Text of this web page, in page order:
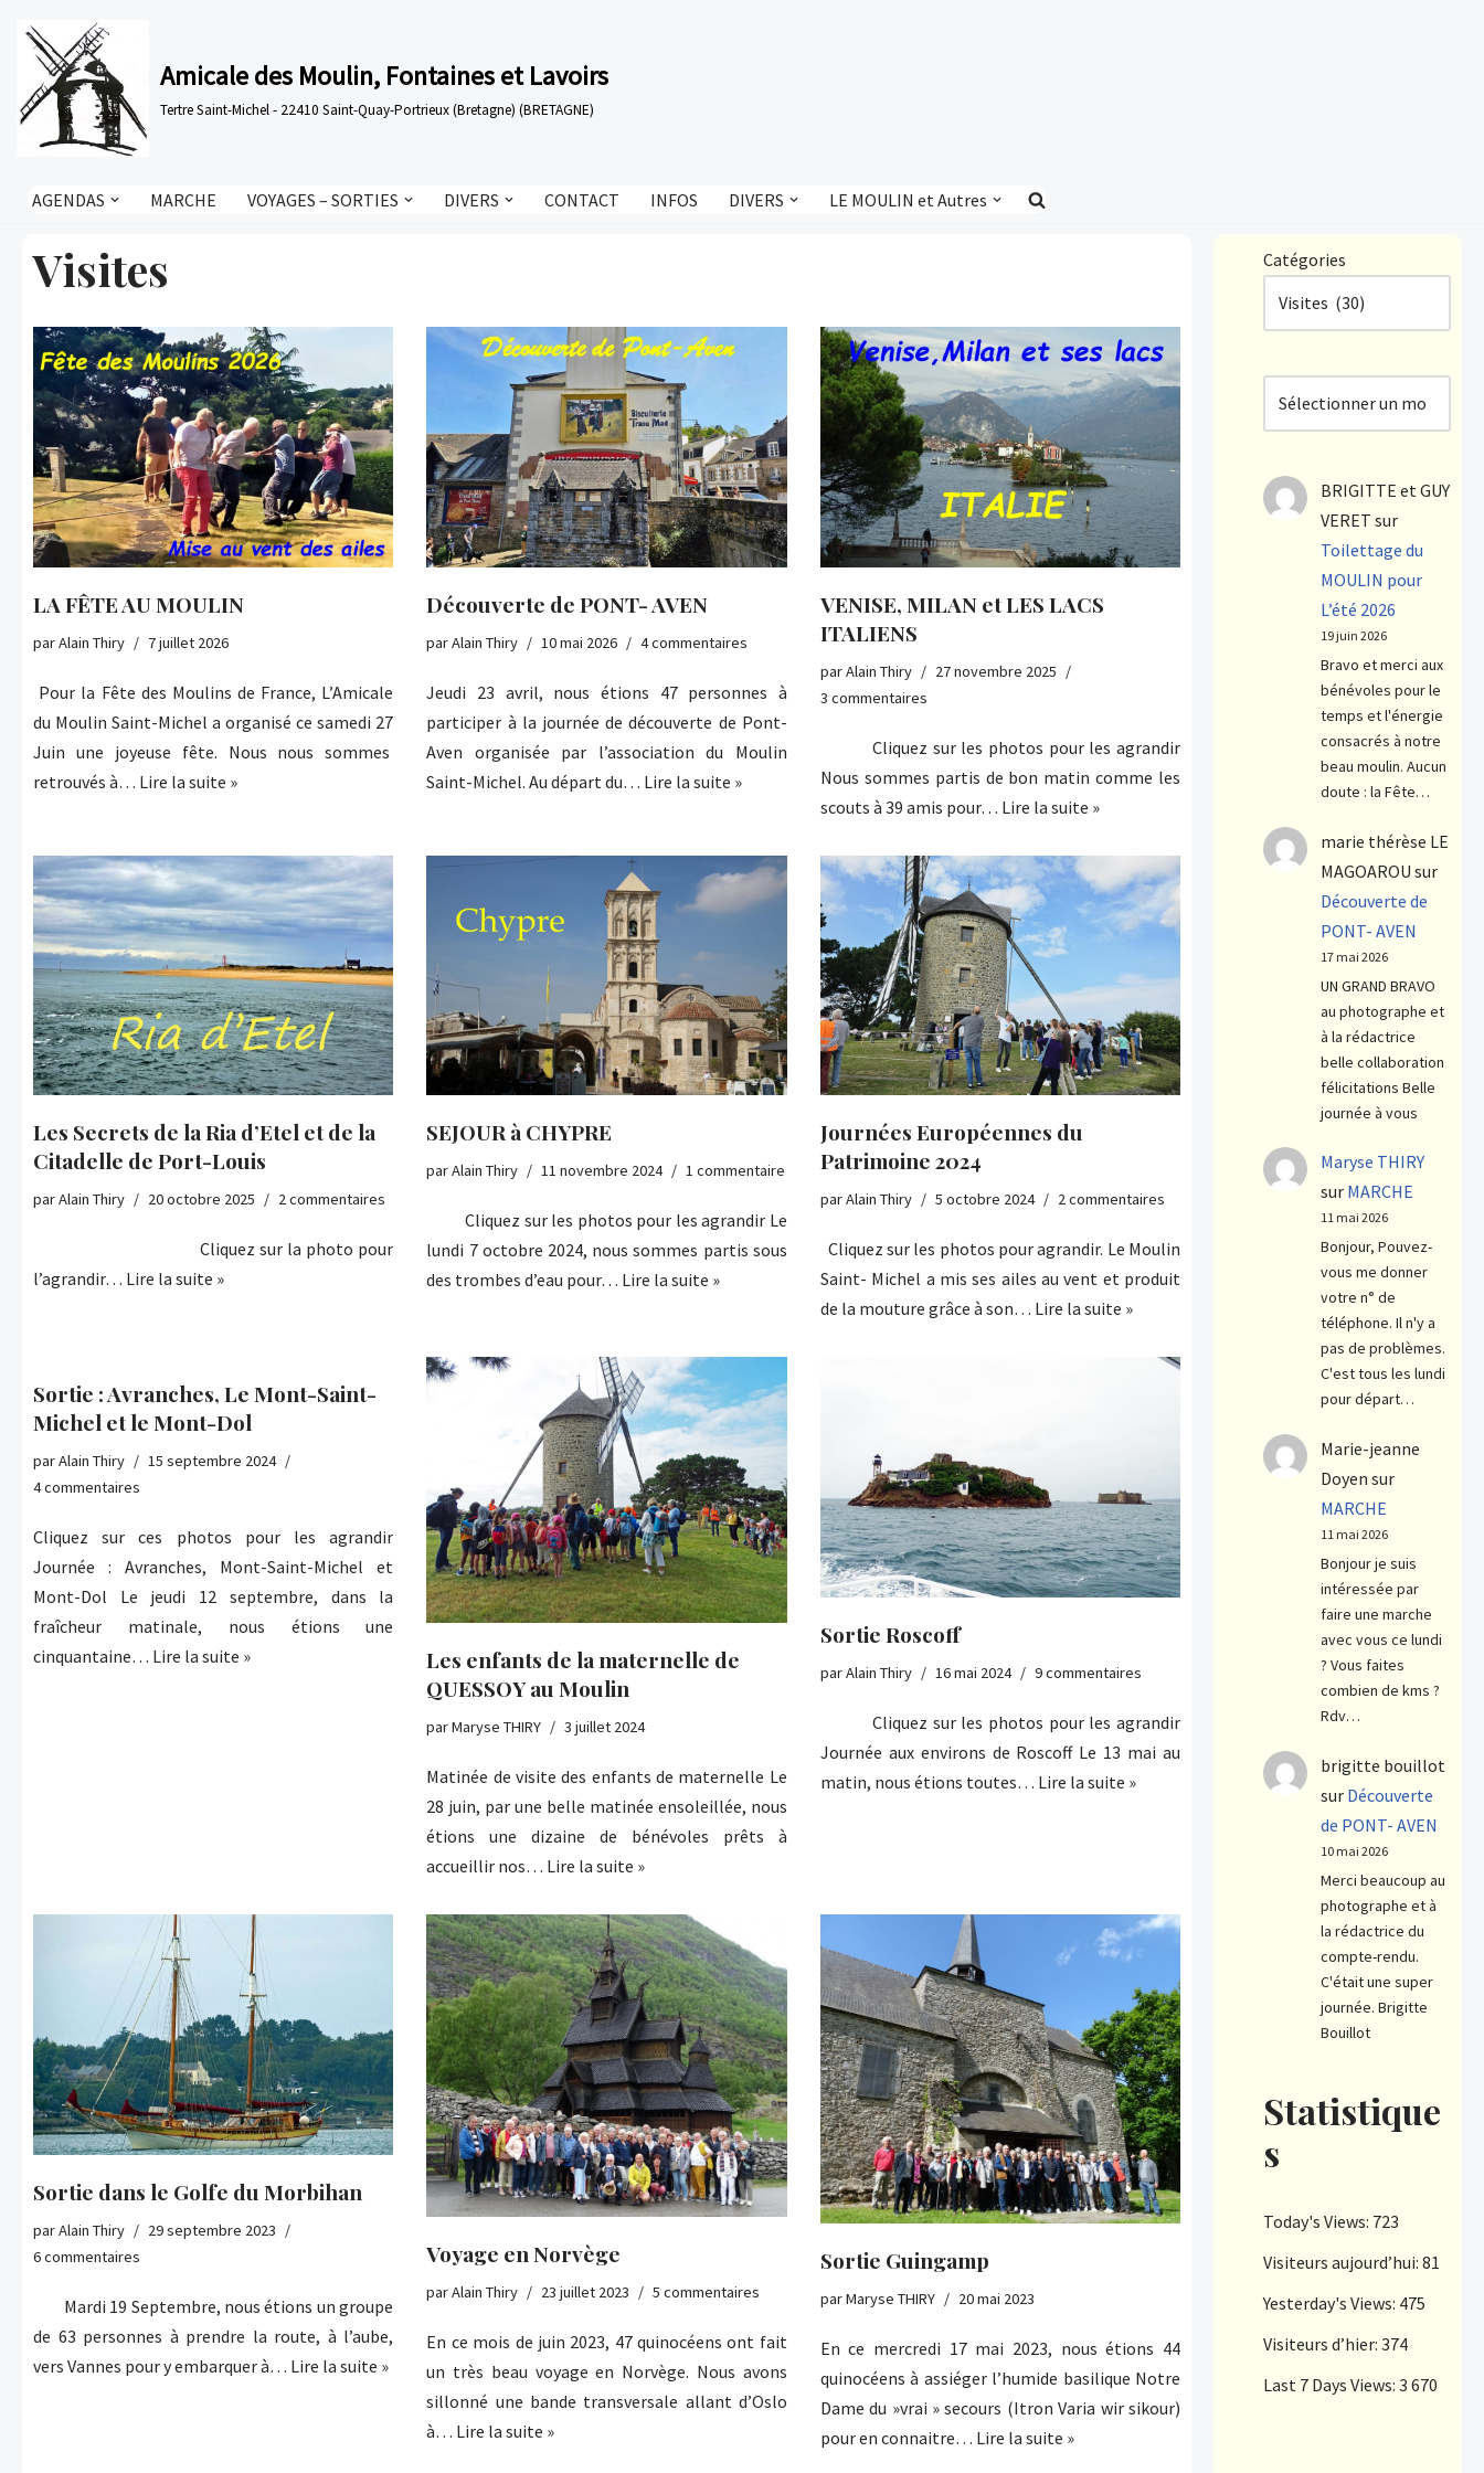
Aller
au
contenu
Amicale des Moulin, Fontaines et Lavoirs
Tertre Saint-Michel - 22410 Saint-Quay-Portrieux (Bretagne) (BRETAGNE)
AGENDAS MARCHE VOYAGES – SORTIES DIVERS CONTACT INFOS DIVERS LE MOULIN et Autres
Visites
LA FÊTE AU MOULIN
parAlain Thiry 7 juillet 2026
Pour la Fête des Moulins de France, L’Amicale
du Moulin Saint-Michel a organisé ce samedi 27
Juin une joyeuse fête. Nous nous sommes
retrouvés à… Lire la suite »
Découverte de PONT- AVEN
parAlain Thiry 10 mai 2026 4 commentaires
Jeudi 23 avril, nous étions 47 personnes à
participer à la journée de découverte de Pont-
Aven organisée par l’association du Moulin
Saint-Michel. Au départ du… Lire la suite »
VENISE, MILAN et LES LACS
ITALIENS
parAlain Thiry
27 novembre 2025
3 commentaires
Cliquez sur les photos pour les agrandir
Nous sommes partis de bon matin comme les
scouts à 39 amis pour… Lire la suite »
Les Secrets de la Ria d’Etel et de la
Citadelle de Port-Louis
parAlain Thiry 20 octobre 2025 2 commentaires
Cliquez sur la photo pour
l’agrandir… Lire la suite »
SEJOUR à CHYPRE
parAlain Thiry 11 novembre 2024 1 commentaire
Cliquez sur les photos pour les agrandir Le
lundi 7 octobre 2024, nous sommes partis sous
des trombes d’eau pour… Lire la suite »
Journées Européennes du
Patrimoine 2024
parAlain Thiry 5 octobre 2024 2 commentaires
Cliquez sur les photos pour agrandir. Le Moulin
Saint- Michel a mis ses ailes au vent et produit
de la mouture grâce à son… Lire la suite »
Sortie : Avranches, Le Mont-Saint-
Michel et le Mont-Dol
parAlain Thiry
15 septembre 2024
4 commentaires
Cliquez sur ces photos pour les agrandir
Journée : Avranches, Mont-Saint-Michel et
Mont-Dol Le jeudi 12 septembre, dans la
fraîcheur matinale, nous étions une
cinquantaine… Lire la suite »
Les enfants de la maternelle de
QUESSOY au Moulin
parMaryse THIRY 3 juillet 2024
Matinée de visite des enfants de maternelle Le
28 juin, par une belle matinée ensoleillée, nous
étions une dizaine de bénévoles prêts à
accueillir nos… Lire la suite »
Sortie Roscoff
parAlain Thiry 16 mai 2024 9 commentaires
Cliquez sur les photos pour les agrandir
Journée aux environs de Roscoff Le 13 mai au
matin, nous étions toutes… Lire la suite »
Sortie dans le Golfe du Morbihan
parAlain Thiry
29 septembre 2023
6 commentaires
Mardi 19 Septembre, nous étions un groupe
de 63 personnes à prendre la route, à l’aube,
vers Vannes pour y embarquer à… Lire la suite »
Voyage en Norvège
parAlain Thiry 23 juillet 2023 5 commentaires
En ce mois de juin 2023, 47 quinocéens ont fait
un très beau voyage en Norvège. Nous avons
sillonné une bande transversale allant d’Oslo
à… Lire la suite »
Sortie Guingamp
parMaryse THIRY 20 mai 2023
En ce mercredi 17 mai 2023, nous étions 44
quinocéens à assiéger l’humide basilique Notre
Dame du »vrai » secours (Itron Varia wir sikour)
pour en connaitre… Lire la suite »
Catégories
BRIGITTE et GUY
VERET sur
Toilettage du
MOULIN pour
L’été 2026
19 juin 2026
Bravo et merci aux
bénévoles pour le
temps et l'énergie
consacrés à notre
beau moulin. Aucun
doute : la Fête…
marie thérèse LE
MAGOAROU sur
Découverte de
PONT- AVEN
17 mai 2026
UN GRAND BRAVO
au photographe et
à la rédactrice
belle collaboration
félicitations Belle
journée à vous
Maryse THIRY
sur MARCHE
11 mai 2026
Bonjour, Pouvez-
vous me donner
votre n° de
téléphone. Il n'y a
pas de problèmes.
C'est tous les lundi
pour départ…
Marie-jeanne
Doyen sur
MARCHE
11 mai 2026
Bonjour je suis
intéressée par
faire une marche
avec vous ce lundi
? Vous faites
combien de kms ?
Rdv…
brigitte bouillot
sur Découverte
de PONT- AVEN
10 mai 2026
Merci beaucoup au
photographe et à
la rédactrice du
compte-rendu.
C'était une super
journée. Brigitte
Bouillot
Statistique
s
Today's Views: 723
Visiteurs aujourd’hui:81
Yesterday's Views: 475
Visiteurs d’hier:374
Last 7 Days Views:3 670